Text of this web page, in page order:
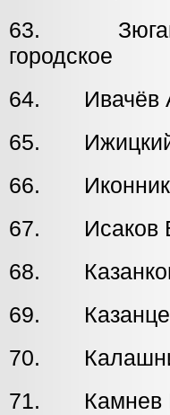
63.
городское
64. Ивачёв
65. Ижицкий
66.
67. Исаков
68.
69.
70.
71. Камнев